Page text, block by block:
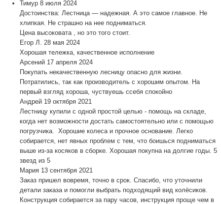
Тимур 8 июля 2024
Достоинства: Лестница — надежная. А это самое главное. Не
хлипкая. Не страшно на нее подниматься.
Цена высоковата , но это того стоит.
Егор Л.
28 мая 2024
Хорошая тележка, качественное исполнение
Арсений 17 апреля 2024
Покупать некачественную лесницу опасно для жизни.
Потратились, так как производитель с хорошим опытом. На
первый взгляд хороша, чуствуешь ссебя спокойно
Андрей 19 октября 2021
Лестницу купили с одной простой целью - помощь на складе,
когда нет возможности достать самостоятельно или с помощью
погрузчика. Хорошие колеса и прочное основание. Легко
собирается, нет явных проблем с тем, что боишься подниматься
выше из-за косяков в сборке. Хорошая покупна на долгие годы. 5
звезд из 5
Мария 13 сентября 2021
Заказ пришел вовремя, точно в срок. Спасибо, что уточнили
детали заказа и помогли выбрать подходящий вид колёсиков.
Конструкция собирается за пару часов, инструкция проще чем в